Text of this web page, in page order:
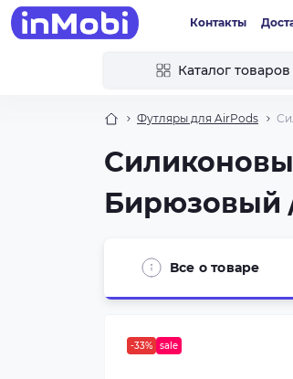
Контакты
Каталог товаров
Футляры для AirPods
Бирюзовый
Все о товаре
-33% sale